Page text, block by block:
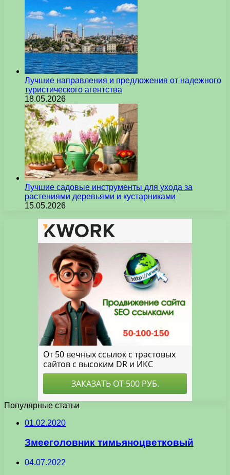
Лучшие направления и предложения от надежного
туристического агентства
18.05.2026
Лучшие садовые инструменты для ухода за
растениями деревьями и кустарниками
15.05.2026
Популярные статьи
01.02.2020
Змееголовник тимьяноцветковый
04.07.2022